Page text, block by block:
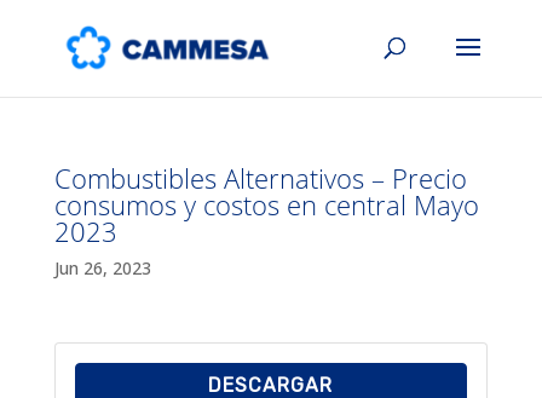
Combustibles Alternativos – Precio
consumos y costos en central Mayo
2023
Jun 26, 2023
DESCARGAR